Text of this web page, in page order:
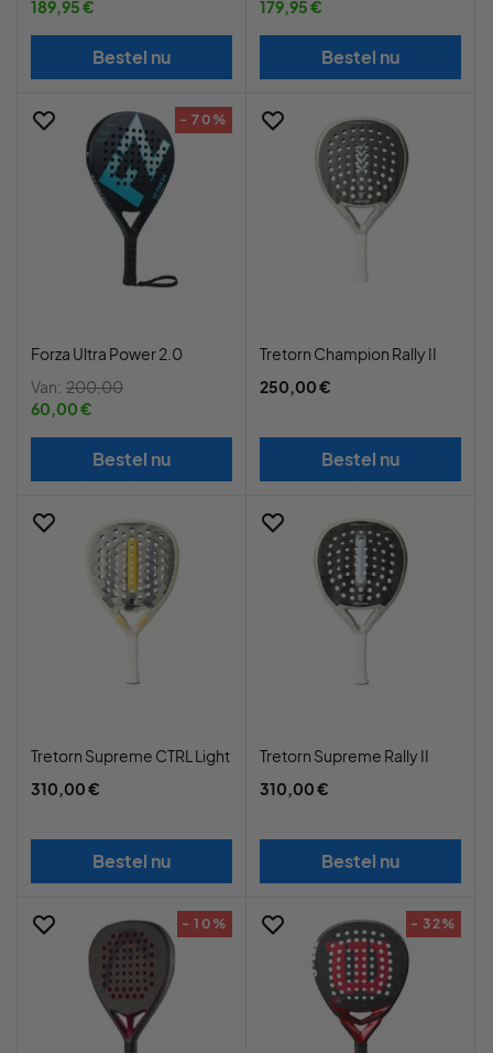
189,95 €
Bestel nu
179,95 €
Bestel nu
- 70%
Forza Ultra Power 2.0
Van: 200,00
60,00 €
Bestel nu
Tretorn Champion Rally II
250,00 €
Bestel nu
Tretorn Supreme CTRL Light
310,00 €
Bestel nu
Tretorn Supreme Rally II
310,00 €
Bestel nu
- 10% - 32%